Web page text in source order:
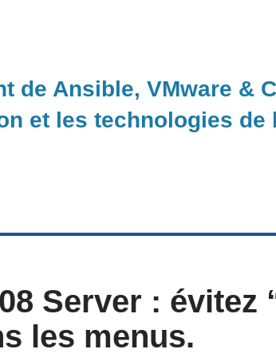
de Ansible, VMware &
et les technologies de
Server : évitez
les menus.